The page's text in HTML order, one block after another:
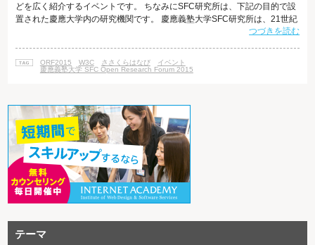
どを広く紹介するイベントです。 ちなみにSFC研究所は、下記の目的で設
置された慶應大学内の研究機関です。 慶應義塾大学SFC研究所は、21世紀
の先端研究をリードする研究拠点として、慶應義塾大学湘南藤沢キャンパ
の双方向の協調関係を育みながら、その研究成果 によって未来に貢献する
ことを目的としています。 慶應義塾大学S
つづきを読む
ORF2015 W3C ささくらはなび
イベント
慶應義塾大学 SFC Open Research Forum 2015
テーマ